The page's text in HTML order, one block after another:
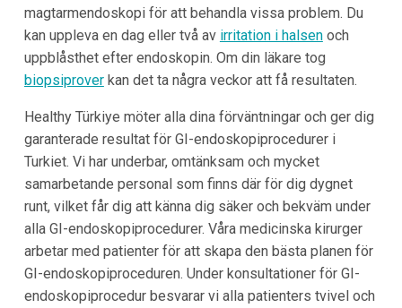
magtarmendoskopi för att behandla vissa problem. Du
kan uppleva en dag eller två av irritation i halsenoch
uppblåsthet efter endoskopin. Om din läkare tog
biopsiproverkan det ta några veckor att få resultaten.
Healthy Türkiye möter alla dina förväntningar och ger dig
garanterade resultat för GI-endoskopiprocedurer i
Turkiet. Vi har underbar, omtänksam och mycket
samarbetande personal som finns där för dig dygnet
runt, vilket får dig att känna dig säker och bekväm under
alla GI-endoskopiprocedurer. Våra medicinska kirurger
arbetar med patienter för att skapa den bästa planen för
GI-endoskopiproceduren. Under konsultationer för GI-
endoskopiprocedur besvarar vi alla patienters tvivel och